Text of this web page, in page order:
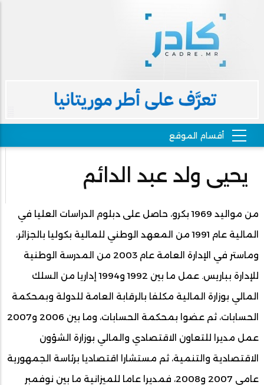
يحيى ولد عبد الدائم
من مواليد 1969 بكرو، حاصل على دبلوم الدراسات العليا في
المالية عام 1991 من المعهد الوطني للمالية بكوليا بالجزائر،
وماستر في الإدارة العامة عام 2003 من المدرسة الوطنية
للإدارة بباريس. عمل ما بين 1992 و1994 إداريا من السلك
المالي بوزارة المالية مكلفا بالرقابة العامة للدولة وبمحكمة
الحسابات، ثم عضوا بمحكمة الحسابات، وما بين 2006 و2007
عمل مديرا للتعاون الاقتصادي والمالي بوزارة الشؤون
الاقتصادية والتنمية، ثم مستشارا اقتصاديا برئاسة الجمهورية
عامي 2007 و2008، فمديرا عاما للميزانية ما بين نوفمبر